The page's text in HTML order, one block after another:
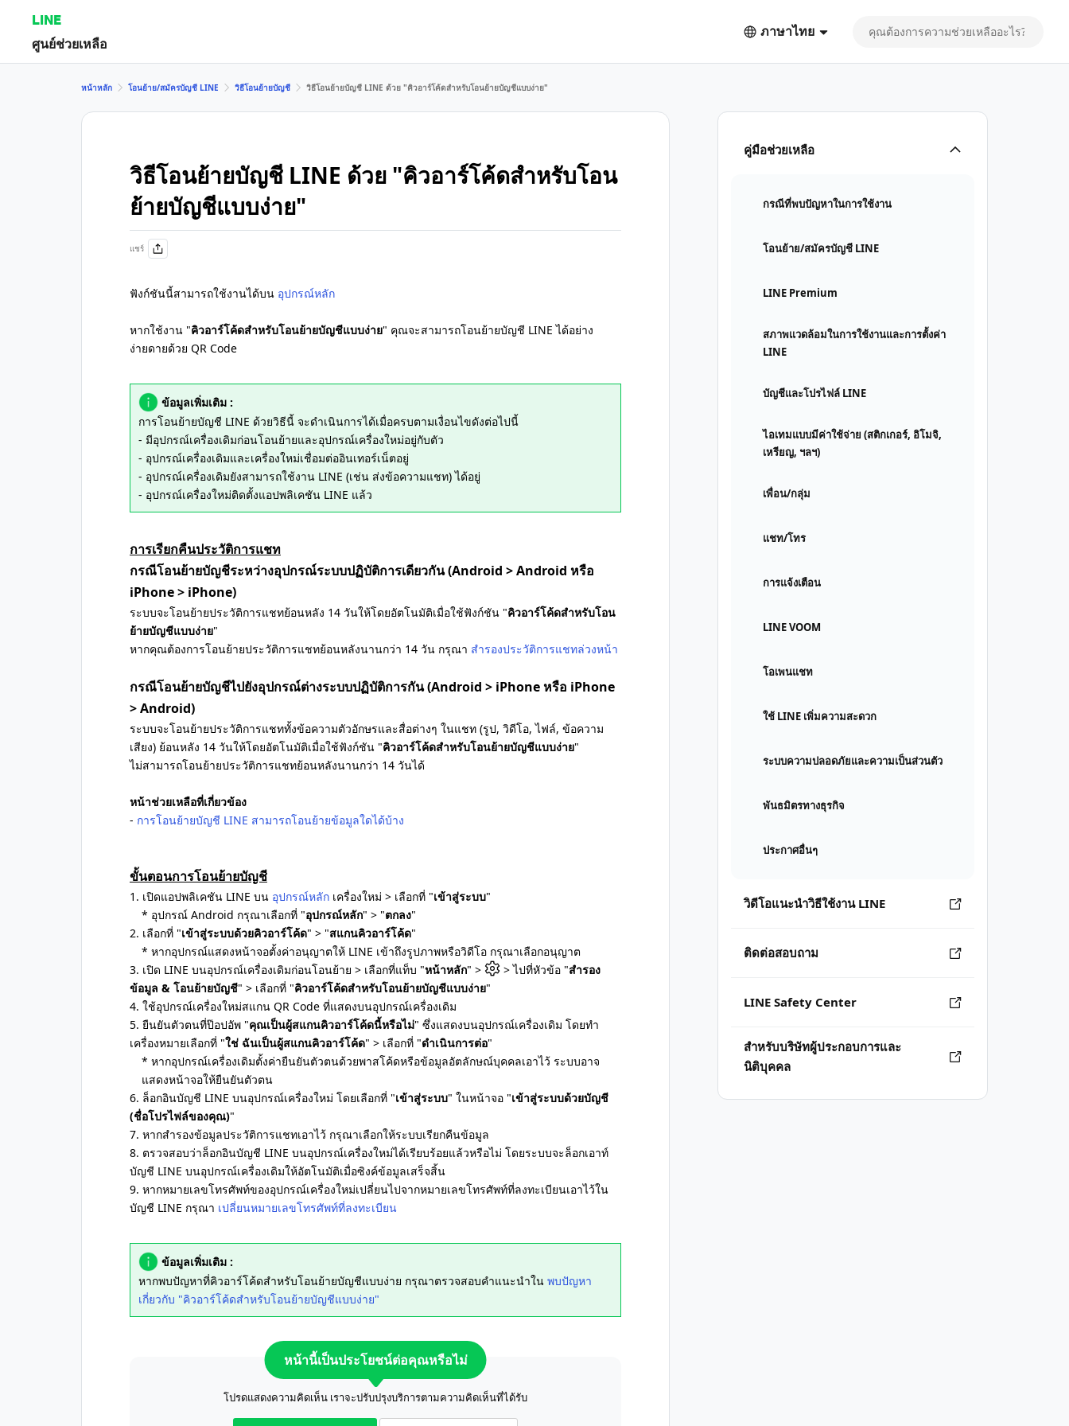
LINE
ศูนย์ช่วยเหลือ
ภาษาไทย
คู่มือช่วยเหลือ
กรณีที่พบปัญหาในการใช้งาน
โอนย้าย/สมัครบัญชี LINE
LINE Premium
สภาพแวดล้อมในการใช้งานและการตั้งค่า
LINE
บัญชีและโปรไฟล์ LINE
ไอเทมแบบมีค่าใช้จ่าย (สติกเกอร์, อิโมจิ,
เหรียญ, ฯลฯ)
เพื่อน/กลุ่ม
แชท/โทร
การแจ้งเตือน
LINE VOOM
โอเพนแชท
ใช้ LINE เพิ่มความสะดวก
ระบบความปลอดภัยและความเป็นส่วนตัว
พันธมิตรทางธุรกิจ
ประกาศอื่นๆ
วิดีโอแนะนำวิธีใช้งาน LINE
ติดต่อสอบถาม
LINE Safety Center
สำหรับบริษัทผู้ประกอบการและ
นิติบุคคล
หน้าหลัก โอนย้าย/สมัครบัญชี LINE วิธีโอนย้ายบัญชี วิธีโอนย้ายบัญชี LINE ด้วย "คิวอาร์โค้ดสำหรับโอนย้ายบัญชีแบบง่าย"
วิธีโอนย้ายบัญชี LINE ด้วย "คิวอาร์โค้ดสำหรับโอน
ย้ายบัญชีแบบง่าย"
แชร์
ฟังก์ชันนี้สามารถใช้งานได้บน อุปกรณ์หลัก
หากใช้งาน "คิวอาร์โค้ดสำหรับโอนย้ายบัญชีแบบง่าย" คุณจะสามารถโอนย้ายบัญชี LINE ได้อย่าง
ง่ายดายด้วย QR Code
ข้อมูลเพิ่มเติม :
การโอนย้ายบัญชี LINE ด้วยวิธีนี้ จะดำเนินการได้เมื่อครบตามเงื่อนไขดังต่อไปนี้
- มีอุปกรณ์เครื่องเดิมก่อนโอนย้ายและอุปกรณ์เครื่องใหม่อยู่กับตัว
- อุปกรณ์เครื่องเดิมและเครื่องใหม่เชื่อมต่ออินเทอร์เน็ตอยู่
- อุปกรณ์เครื่องเดิมยังสามารถใช้งาน LINE (เช่น ส่งข้อความแชท) ได้อยู่
- อุปกรณ์เครื่องใหม่ติดตั้งแอปพลิเคชัน LINE แล้ว
การเรียกคืนประวัติการแชท
กรณีโอนย้ายบัญชีระหว่างอุปกรณ์ระบบปฏิบัติการเดียวกัน (Android > Android หรือ
iPhone > iPhone)
ระบบจะโอนย้ายประวัติการแชทย้อนหลัง 14 วันให้โดยอัตโนมัติเมื่อใช้ฟังก์ชัน "คิวอาร์โค้ดสำหรับโอน
ย้ายบัญชีแบบง่าย"
หากคุณต้องการโอนย้ายประวัติการแชทย้อนหลังนานกว่า 14 วัน กรุณา สำรองประวัติการแชทล่วงหน้า
กรณีโอนย้ายบัญชีไปยังอุปกรณ์ต่างระบบปฏิบัติการกัน (Android > iPhone หรือ iPhone
> Android)
ระบบจะโอนย้ายประวัติการแชททั้งข้อความตัวอักษรและสื่อต่างๆ ในแชท (รูป, วิดีโอ, ไฟล์, ข้อความ
เสียง) ย้อนหลัง 14 วันให้โดยอัตโนมัติเมื่อใช้ฟังก์ชัน "คิวอาร์โค้ดสำหรับโอนย้ายบัญชีแบบง่าย"
ไม่สามารถโอนย้ายประวัติการแชทย้อนหลังนานกว่า 14 วันได้
หน้าช่วยเหลือที่เกี่ยวข้อง
- การโอนย้ายบัญชี LINE สามารถโอนย้ายข้อมูลใดได้บ้าง
ขั้นตอนการโอนย้ายบัญชี
1. เปิดแอปพลิเคชัน LINE บน อุปกรณ์หลัก เครื่องใหม่ > เลือกที่ "เข้าสู่ระบบ"
* อุปกรณ์ Android กรุณาเลือกที่ "อุปกรณ์หลัก" > "ตกลง"
2. เลือกที่ "เข้าสู่ระบบด้วยคิวอาร์โค้ด" > "สแกนคิวอาร์โค้ด"
* หากอุปกรณ์แสดงหน้าจอตั้งค่าอนุญาตให้ LINE เข้าถึงรูปภาพหรือวิดีโอ กรุณาเลือกอนุญาต
3. เปิด LINE บนอุปกรณ์เครื่องเดิมก่อนโอนย้าย > เลือกที่แท็บ "หน้าหลัก" > > ไปที่หัวข้อ "สำรอง
ข้อมูล & โอนย้ายบัญชี" > เลือกที่ "คิวอาร์โค้ดสำหรับโอนย้ายบัญชีแบบง่าย"
4. ใช้อุปกรณ์เครื่องใหม่สแกน QR Code ที่แสดงบนอุปกรณ์เครื่องเดิม
5. ยืนยันตัวตนที่ป๊อปอัพ "คุณเป็นผู้สแกนคิวอาร์โค้ดนี้หรือไม่" ซึ่งแสดงบนอุปกรณ์เครื่องเดิม โดยทำ
เครื่องหมายเลือกที่ "ใช่ ฉันเป็นผู้สแกนคิวอาร์โค้ด" > เลือกที่ "ดำเนินการต่อ"
* หากอุปกรณ์เครื่องเดิมตั้งค่ายืนยันตัวตนด้วยพาสโค้ดหรือข้อมูลอัตลักษณ์บุคคลเอาไว้ ระบบอาจ
แสดงหน้าจอให้ยืนยันตัวตน
6. ล็อกอินบัญชี LINE บนอุปกรณ์เครื่องใหม่ โดยเลือกที่ "เข้าสู่ระบบ" ในหน้าจอ "เข้าสู่ระบบด้วยบัญชี
(ชื่อโปรไฟล์ของคุณ)"
7. หากสำรองข้อมูลประวัติการแชทเอาไว้ กรุณาเลือกให้ระบบเรียกคืนข้อมูล
8. ตรวจสอบว่าล็อกอินบัญชี LINE บนอุปกรณ์เครื่องใหม่ได้เรียบร้อยแล้วหรือไม่ โดยระบบจะล็อกเอาท์
บัญชี LINE บนอุปกรณ์เครื่องเดิมให้อัตโนมัติเมื่อซิงค์ข้อมูลเสร็จสิ้น
9. หากหมายเลขโทรศัพท์ของอุปกรณ์เครื่องใหม่เปลี่ยนไปจากหมายเลขโทรศัพท์ที่ลงทะเบียนเอาไว้ใน
บัญชี LINE กรุณา เปลี่ยนหมายเลขโทรศัพท์ที่ลงทะเบียน
ข้อมูลเพิ่มเติม :
หากพบปัญหาที่คิวอาร์โค้ดสำหรับโอนย้ายบัญชีแบบง่าย กรุณาตรวจสอบคำแนะนำใน พบปัญหา
เกี่ยวกับ "คิวอาร์โค้ดสำหรับโอนย้ายบัญชีแบบง่าย"
หน้านี้เป็นประโยชน์ต่อคุณหรือไม่
โปรดแสดงความคิดเห็น เราจะปรับปรุงบริการตามความคิดเห็นที่ได้รับ